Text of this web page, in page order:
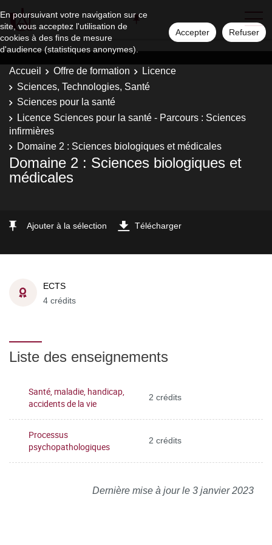
En poursuivant votre navigation sur ce
site, vous acceptez l'utilisation de
cookies à des fins de mesure
d'audience (statistiques anonymes).
Accepter Refuser
Accueil Offre de formation
Licence
Sciences, Technologies, Santé
Sciences pour la santé
Licence Sciences pour la santé - Parcours : Sciences
infirmières
Domaine 2 : Sciences biologiques et médicales
Domaine 2 : Sciences biologiques et
médicales
Ajouter à la sélection Télécharger
ECTS
4 crédits
Liste des enseignements
Santé, maladie, handicap,
accidents de la vie
2 crédits
Processus
psychopathologiques
2 crédits
Dernière mise à jour le 3 janvier 2023